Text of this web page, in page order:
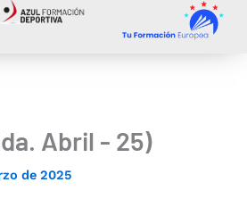
Abril - 25)
de 2025